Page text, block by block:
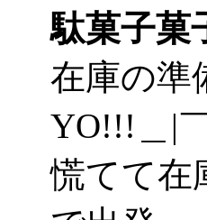
駄菓子菓
在庫の準
YO!!!＿|
慌てて在